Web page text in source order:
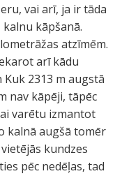
vai arī, ja ir tāda
kāpšanā.
atzīmēm.
arī kādu
2313 m augstā
nav kāpēji, tāpēc
varētu izmantot
kalnā augšā tomēr
kundzes
pēc nedēļas, tad